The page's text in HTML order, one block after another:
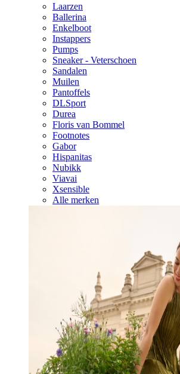
Laarzen
Ballerina
Enkelboot
Instappers
Pumps
Sneaker - Veterschoen
Sandalen
Muilen
Pantoffels
DLSport
Durea
Floris van Bommel
Footnotes
Gabor
Hispanitas
Nubikk
Viavai
Xsensible
Alle merken